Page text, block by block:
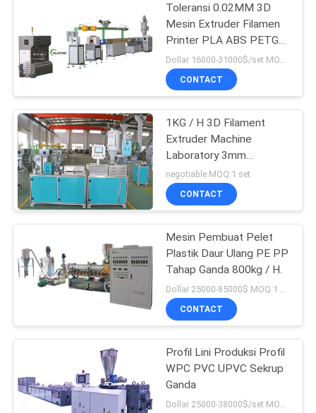
KAMI
PERMINTAAN
PENAWARAN
SITEMAP
PRIVACY
POLICY
Mesin Ekstrusi Pipa
PVC
14
Mesin Daur Ulang
Plastik
Mesin Daur Ulang
Plastik Pelletizing
26
Toleransi 0.02MM 3D
Mesin Extruder Filamen
Printer PLA ABS PETG
MENGINTIP
CONTACT
1KG / H 3D Filament
Extruder Machine
Laboratory 3mm
Filament Extruder Kecil
negotiable MOQ:1 set
CONTACT
Mesin Pembuat Pelet
Plastik Daur Ulang PE PP
Tahap Ganda 800kg / H.
Dollar 25000-85000$ MOQ:1 set
CONTACT
Profil Lini Produksi Profil
WPC PVC UPVC Sekrup
Ganda